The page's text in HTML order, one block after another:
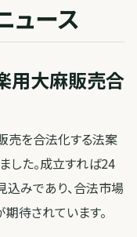
ュース
用大麻販売合
売を合法化する法案
した。成立すれば24
みであり、合法市場
待されています。